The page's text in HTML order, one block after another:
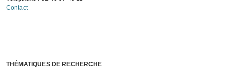
Contact
THÉMATIQUES DE RECHERCHE